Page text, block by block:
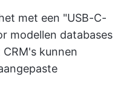
met een "USB-C-
modellen databases
kunnen